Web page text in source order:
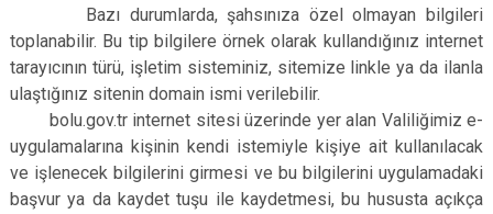
Bazı durumlarda, şahsınıza özel olmayan bilgileri
toplanabilir. Bu tip bilgilere örnek olarak kullandığınız internet
tarayıcının türü, işletim sisteminiz, sitemize linkle ya da ilanla
ulaştığınız sitenin domain ismi verilebilir.
bolu.gov.tr internet sitesi üzerinde yer alan Valiliğimiz e-
uygulamalarına kişinin kendi istemiyle kişiye ait kullanılacak
ve işlenecek bilgilerini girmesi ve bu bilgilerini uygulamadaki
başvur ya da kaydet tuşu ile kaydetmesi, bu hususta açıkça